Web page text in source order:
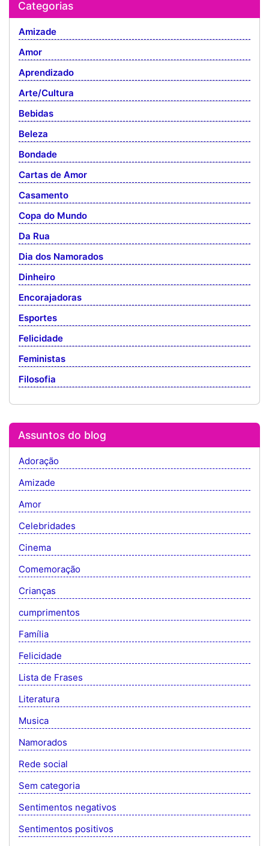
Categorias
Amizade
Amor
Aprendizado
Arte/Cultura
Bebidas
Beleza
Bondade
Cartas de Amor
Casamento
Copa do Mundo
Da Rua
Dia dos Namorados
Dinheiro
Encorajadoras
Esportes
Felicidade
Feministas
Filosofia
Assuntos do blog
Adoração
Amizade
Amor
Celebridades
Cinema
Comemoração
Crianças
cumprimentos
Família
Felicidade
Lista de Frases
Literatura
Musica
Namorados
Rede social
Sem categoria
Sentimentos negativos
Sentimentos positivos